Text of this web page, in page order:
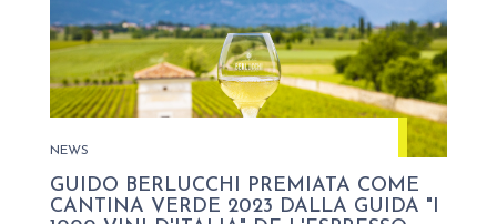
NEWS
GUIDO BERLUCCHI PREMIATA COME
CANTINA VERDE 2023 DALLA GUIDA "I